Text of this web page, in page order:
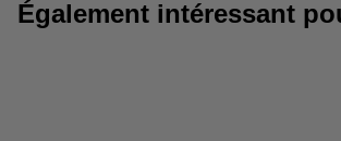
Également intéressant